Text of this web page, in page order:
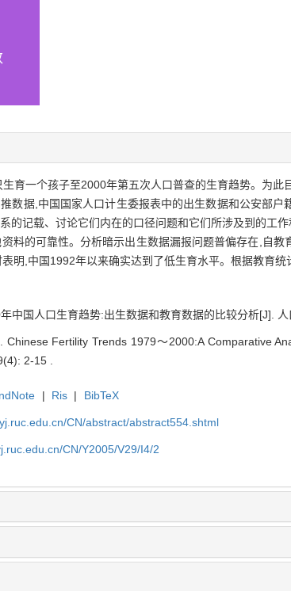
育一个孩子至2000年第五次人口普查的生育趋势。为
数据,中国国家人口计生委报表中的出生数据和公安部
的记载、讨论它们内在的口径问题和它们所涉及到的工
料的可靠性。分析暗示出生数据漏报问题普偏存在,自
明,中国1992年以来确实达到了低生育水平。根据教育统
中国人口生育趋势:出生数据和教育数据的比较分析[J].
Chinese Fertility Trends 1979～2000:A Comparative
2-15 .
| Ris | BibTeX
CN/abstract/abstract554.shtml
CN/Y2005/V29/I4/2